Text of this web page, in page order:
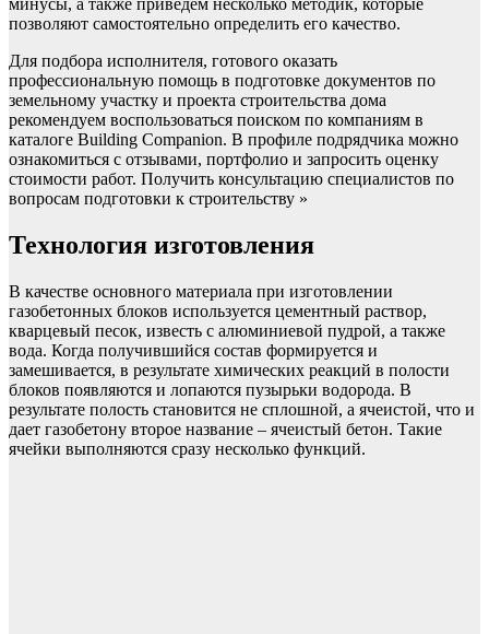
минусы, а также приведем несколько методик, которые
позволяют самостоятельно определить его качество.
Для подбора исполнителя, готового оказать
профессиональную помощь в подготовке документов по
земельному участку и проекта строительства дома
рекомендуем воспользоваться поиском по компаниям в
каталоге Building Companion. В профиле подрядчика можно
ознакомиться с отзывами, портфолио и запросить оценку
стоимости работ. Получить консультацию специалистов по
вопросам подготовки к строительству »
Технология изготовления
В качестве основного материала при изготовлении
газобетонных блоков используется цементный раствор,
кварцевый песок, известь с алюминиевой пудрой, а также
вода. Когда получившийся состав формируется и
замешивается, в результате химических реакций в полости
блоков появляются и лопаются пузырьки водорода. В
результате полость становится не сплошной, а ячеистой, что и
дает газобетону второе название – ячеистый бетон. Такие
ячейки выполняются сразу несколько функций.